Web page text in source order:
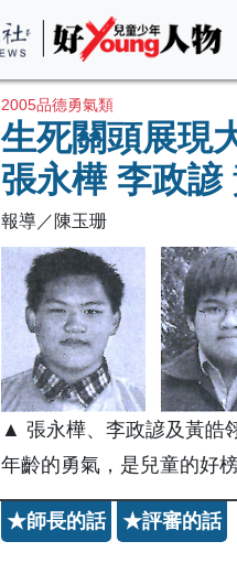
2005品德勇氣類
生死關頭展現
張永樺 李政諺
報導／陳玉珊
▲ 張永樺、李政諺及黃皓
年齡的勇氣，是兒童的好榜
★師長的話 ★評審的話